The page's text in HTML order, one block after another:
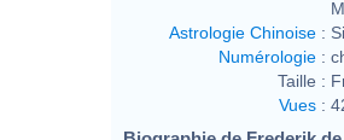
Astrologie Chinoise :
Numérologie :
Taille :
Vues :